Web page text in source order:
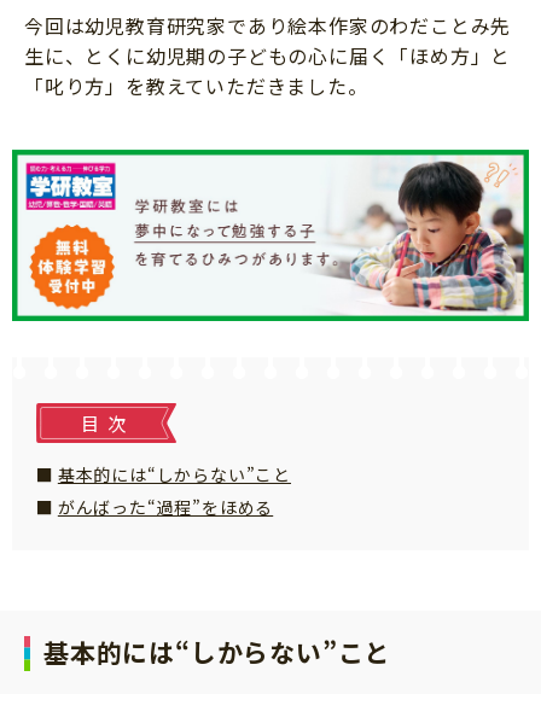
運動・あそび・ゲーム
英語
知育
料理
マネー
「こそだてまっぷ」とは
今回は幼児教育研究家であり絵本作家のわだことみ先
生に、とくに幼児期の子どもの心に届く「ほめ方」と
「叱り方」を教えていただきました。
目次
基本的には“しからない”こと
がんばった“過程”をほめる
基本的には“しからない”こと